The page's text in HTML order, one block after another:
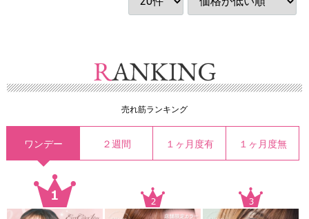
売れ筋ランキング
ワンデー ２週間 １ヶ月度有 １ヶ月度無